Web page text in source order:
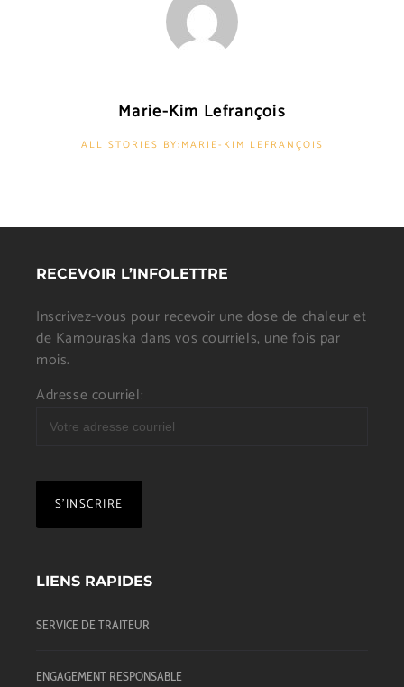
Marie-Kim Lefrançois
ALL STORIES BY:MARIE-KIM LEFRANÇOIS
RECEVOIR L’INFOLETTRE
Inscrivez-vous pour recevoir une dose de chaleur et
de Kamouraska dans vos courriels, une fois par
mois.
Adresse courriel:
LIENS RAPIDES
SERVICE DE TRAITEUR
ENGAGEMENT RESPONSABLE